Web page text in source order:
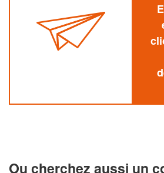
Ou cherchez aussi un